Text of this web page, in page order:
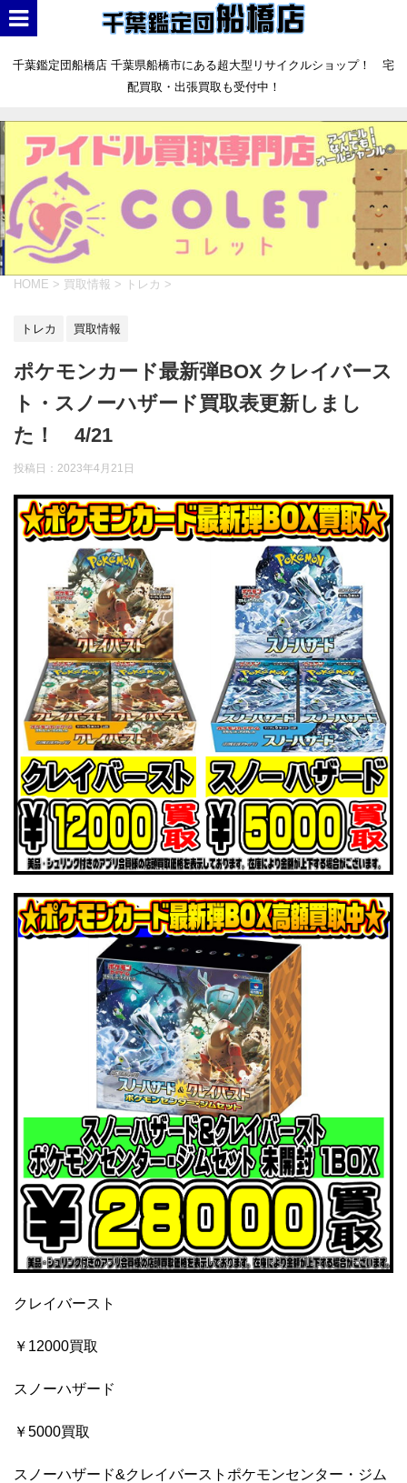
千葉鑑定団船橋店 千葉県船橋市にある超大型リサイクルショップ！ 宅
配買取・出張買取も受付中！
HOME > 買取情報 > トレカ >
トレカ 買取情報
ポケモンカード最新弾BOX クレイバース
ト・スノーハザード買取表更新しまし
た！ 4/21
投稿日： 2023年4月21日
クレイバースト
￥12000買取
スノーハザード
￥5000買取
スノーハザード&クレイバーストポケモンセンター・ジム